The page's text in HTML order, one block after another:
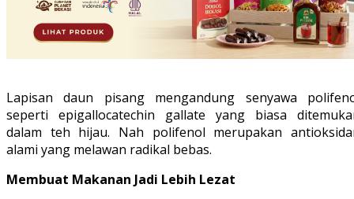
Lapisan daun pisang mengandung senyawa
seperti epigallocatechin gallate yang biasa
dalam teh hijau. Nah polifenol merupakan
alami yang melawan radikal bebas.
Membuat Makanan Jadi Lebih Lezat